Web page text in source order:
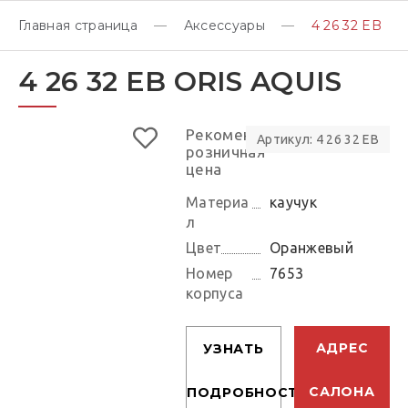
Главная страница Аксессуары 4 26 32 EB
4 26 32 EB ORIS AQUIS
Рекомендуемая
розничная
цена
Артикул: 4 26 32 EB
Материа
л
каучук
Цвет
Оранжевый
Номер
корпуса
7653
УЗНАТЬ
ПОДРОБНОСТИ
АДРЕС
САЛОНА